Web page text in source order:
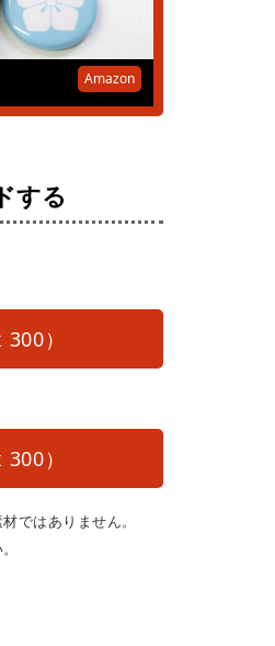
Amazon
する
）
）
ではありません。